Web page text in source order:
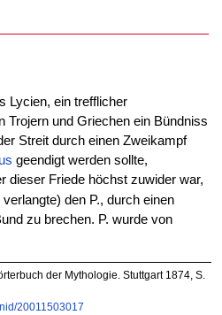
Lycien, ein trefflicher
Trojern und Griechen ein Bündniss
Streit durch einen Zweikampf
geendigt werden sollte,
dieser Friede höchst zuwider war,
den P., durch einen
zu brechen. P. wurde von
der Mythologie. Stuttgart 1874, S.
20011503017